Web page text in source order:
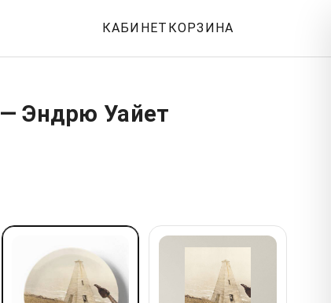
КАБИНЕТ КОРЗИНА
Эндрю Уайет